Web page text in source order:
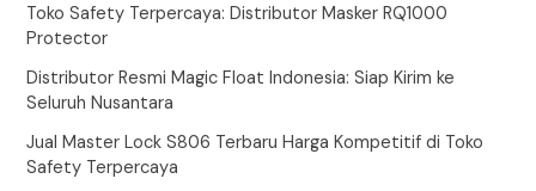
Toko Safety Terpercaya: Distributor Masker RQ1000
Protector
Distributor Resmi Magic Float Indonesia: Siap Kirim ke
Seluruh Nusantara
Jual Master Lock S806 Terbaru Harga Kompetitif di Toko
Safety Terpercaya